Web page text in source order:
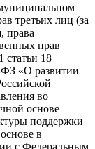
третьих лиц (за
права
прав
статьи 18
ФЗ «О развитии
во
основе
поддержки
в
с Федеральным